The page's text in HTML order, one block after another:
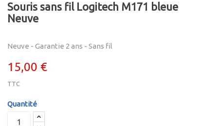
Souris sans fil Logitech M171 bleue
Neuve
Neuve - Garantie 2 ans - Sans fil
15,00 €
TTC
Quantité